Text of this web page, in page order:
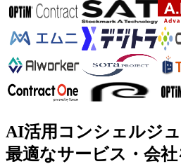
AI活用コンシェルジ
最適なサービス・会